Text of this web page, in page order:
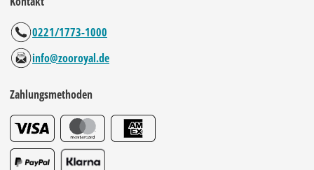
0221/1773-1000
info@zooroyal.de
Zahlungsmethoden